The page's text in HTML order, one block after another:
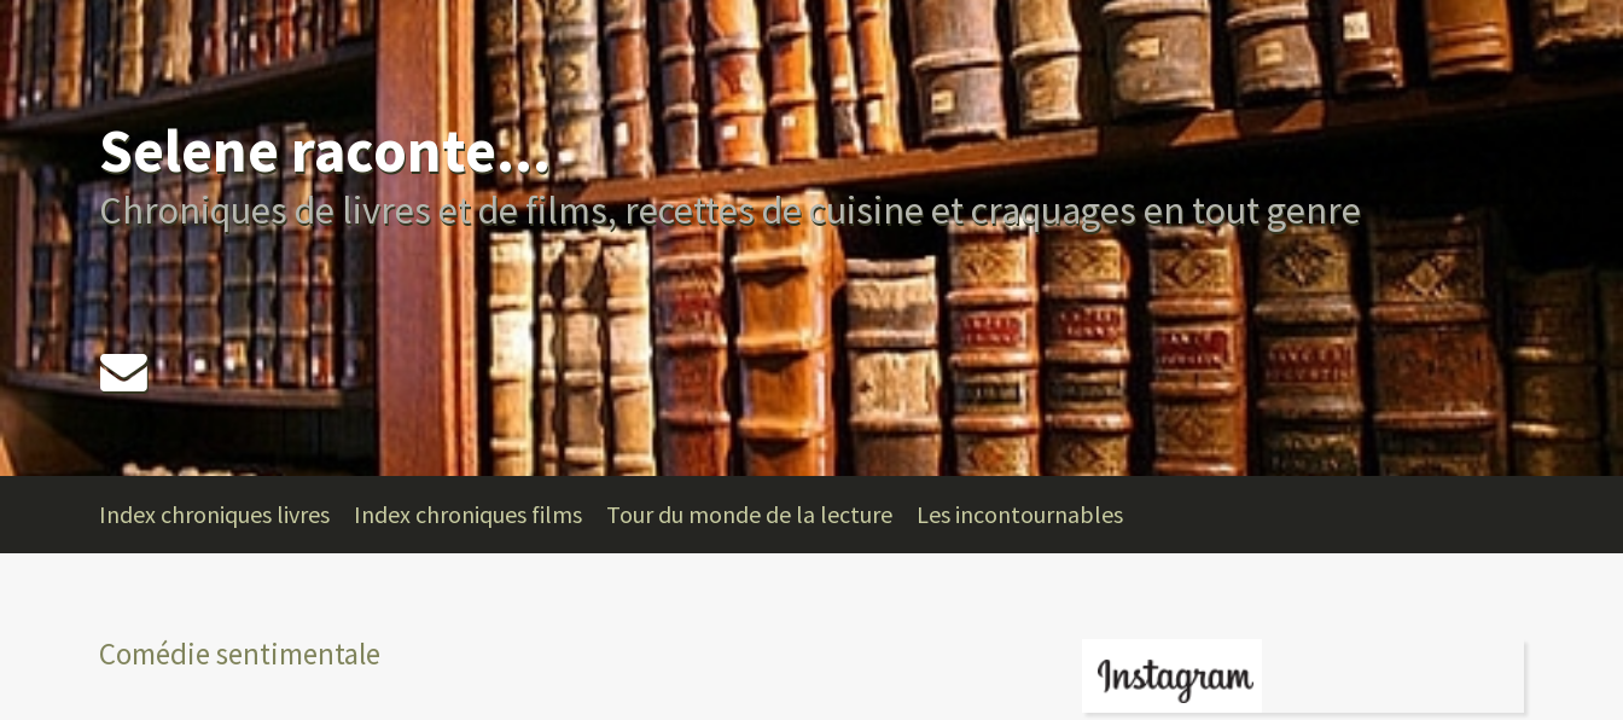
Selene raconte...
Chroniques de livres et de films, recettes de cuisine et craquages en tout genre
Index chroniques livres Index chroniques films Tour du monde de la lecture Les incontournables
Comédie sentimentale